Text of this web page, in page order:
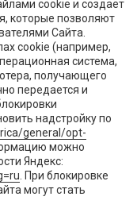
cookie и создает
которые позволяют
Сайта.
cookie (например,
система,
получающего
передается и
надстройку по
general/opt-
можно
Яндекс:
При блокировке
могут стать